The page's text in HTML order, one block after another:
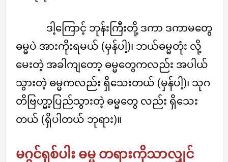
ဒါ့ကြောင့် ဘုန်းကြီးတို့ ဒကာ ဒကာမတွေ
ဓမ္မပဲ အားကိုးရမယ် (မှန်ပါ့)၊ ဘယ်ဓမ္မတုံး လို့
မေးတဲ့ အခါကျတော့ ဓမ္မတွေကလည်း အပါယ်
သွားတဲ့ ဓမ္မကလည်း ရှိသေးတယ် (မှန်ပါ့)၊ သုဂ
တိဗြဟ္မာ့ပြည်သွားတဲ့ ဓမ္မတွေ လည်း ရှိသေး
တယ် (ရှိပါတယ် ဘုရား)။
မဂ္ဂင်ရှစ်ပါး ဓမ္မ တရားကိုသာလျှင်